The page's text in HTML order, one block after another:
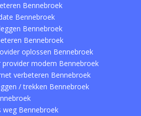
Bennebroek
Bennebroek
Bennebroek
Bennebroek
oplossen Bennebroek
provider modem Bennebroek
verbeteren Bennebroek
/ trekken Bennebroek
weg Bennebroek